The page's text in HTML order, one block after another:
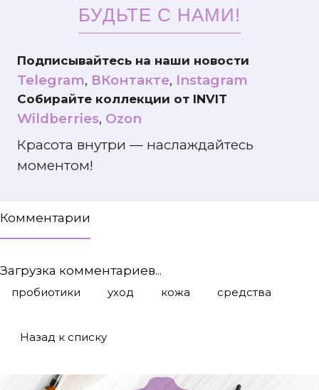
БУДЬТЕ С НАМИ!
Подписывайтесь на наши новости
Telegram, ВКонтакте, Instagram
Собирайте коллекции от INVIT
Wildberries, Ozon
Красота внутри — наслаждайтесь
моментом!
Комментарии
Загрузка комментариев...
пробиотики уход кожа средства
Назад к списку